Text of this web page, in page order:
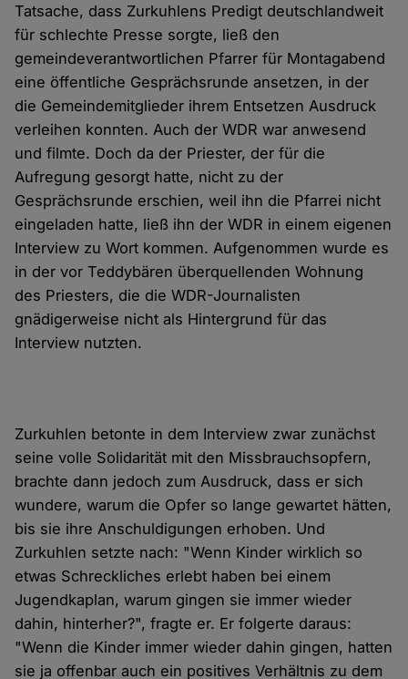
Tatsache, dass Zurkuhlens Predigt deutschlandweit
für schlechte Presse sorgte, ließ den
gemeindeverantwortlichen Pfarrer für Montagabend
eine öffentliche Gesprächsrunde ansetzen, in der
die Gemeindemitglieder ihrem Entsetzen Ausdruck
verleihen konnten. Auch der WDR war anwesend
und filmte. Doch da der Priester, der für die
Aufregung gesorgt hatte, nicht zu der
Gesprächsrunde erschien, weil ihn die Pfarrei nicht
eingeladen hatte, ließ ihn der WDR in einem eigenen
Interview zu Wort kommen. Aufgenommen wurde es
in der vor Teddybären überquellenden Wohnung
des Priesters, die die WDR-Journalisten
gnädigerweise nicht als Hintergrund für das
Interview nutzten.
Zurkuhlen betonte in dem Interview zwar zunächst
seine volle Solidarität mit den Missbrauchsopfern,
brachte dann jedoch zum Ausdruck, dass er sich
wundere, warum die Opfer so lange gewartet hätten,
bis sie ihre Anschuldigungen erhoben. Und
Zurkuhlen setzte nach: "Wenn Kinder wirklich so
etwas Schreckliches erlebt haben bei einem
Jugendkaplan, warum gingen sie immer wieder
dahin, hinterher?", fragte er. Er folgerte daraus:
"Wenn die Kinder immer wieder dahin gingen, hatten
sie ja offenbar auch ein positives Verhältnis zu dem